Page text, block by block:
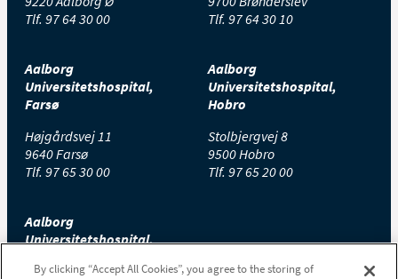
Tlf. 97 64 30 00
Tlf. 97 64 30 10
Aalborg
Universitetshospital,
Farsø
Højgårdsvej 11
9640 Farsø
Tlf. 97 65 30 00
Aalborg
Universitetshospital,
Hobro
Stolbjergvej 8
9500 Hobro
Tlf. 97 65 20 00
Aalborg
Universitetshospital,
By clicking “Accept All Cookies”, you agree to the storing of